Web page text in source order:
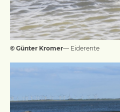
© Günter Kromer— Eiderente